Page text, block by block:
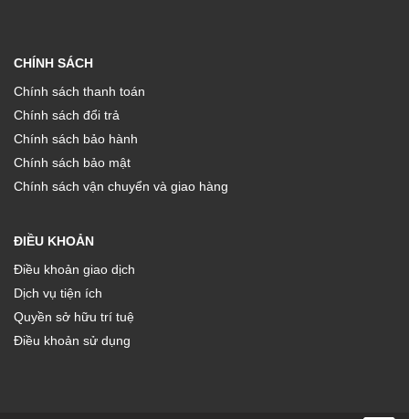
CHÍNH SÁCH
Chính sách thanh toán
Chính sách đổi trả
Chính sách bảo hành
Chính sách bảo mật
Chính sách vận chuyển và giao hàng
ĐIỀU KHOẢN
Điều khoản giao dịch
Dịch vụ tiện ích
Quyền sở hữu trí tuệ
Điều khoản sử dụng